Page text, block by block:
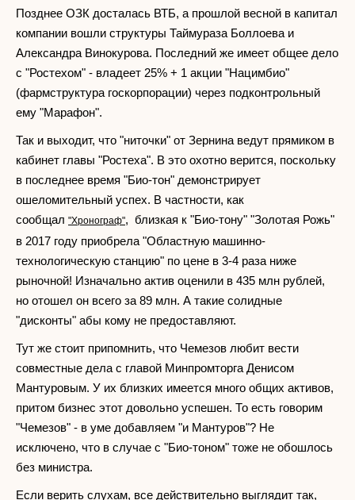
Позднее ОЗК досталась ВТБ, а прошлой весной в капитал
компании вошли структуры Таймураза Боллоева и
Александра Винокурова. Последний же имеет общее дело
с "Ростехом" - владеет 25% + 1 акции "Нацимбио"
(фармструктура госкорпорации) через подконтрольный
ему "Марафон".
Так и выходит, что "ниточки" от Зернина ведут прямиком в
кабинет главы "Ростеха". В это охотно верится, поскольку
в последнее время "Био-тон" демонстрирует
ошеломительный успех. В частности, как
сообщал "Хронограф", близкая к "Био-тону" "Золотая Рожь"
в 2017 году приобрела "Областную машинно-
технологическую станцию" по цене в 3-4 раза ниже
рыночной! Изначально актив оценили в 435 млн рублей,
но отошел он всего за 89 млн. А такие солидные
"дисконты" абы кому не предоставляют.
Тут же стоит припомнить, что Чемезов любит вести
совместные дела с главой Минпромторга Денисом
Мантуровым. У их близких имеется много общих активов,
притом бизнес этот довольно успешен. То есть говорим
"Чемезов" - в уме добавляем "и Мантуров"? Не
исключено, что в случае с "Био-тоном" тоже не обошлось
без министра.
Если верить слухам, все действительно выглядит так,